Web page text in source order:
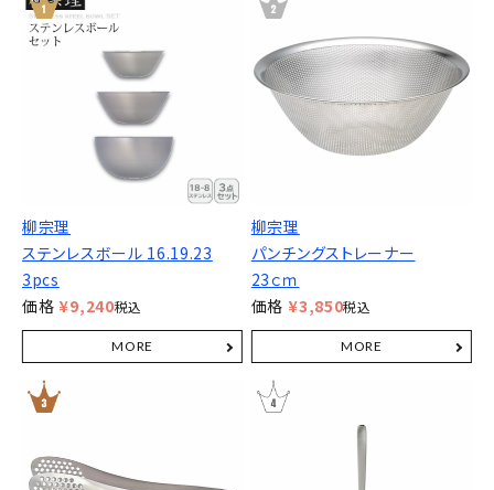
柳宗理
ステンレスボール 16.19.23
3pcs
価格 ¥9,240税込
柳宗理
パンチングストレーナー
23ｃｍ
価格 ¥3,850税込